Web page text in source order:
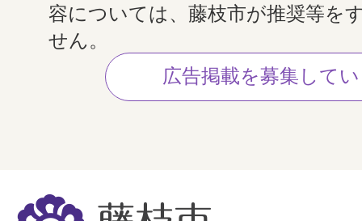
容については、藤枝市が推奨等を
せん。
広告掲載を募集して
藤